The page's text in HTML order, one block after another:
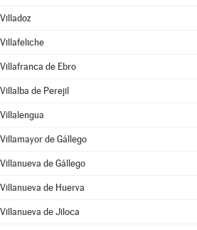
Villadoz
Villafeliche
Villafranca de Ebro
Villalba de Perejil
Villalengua
Villamayor de Gállego
Villanueva de Gállego
Villanueva de Huerva
Villanueva de Jiloca